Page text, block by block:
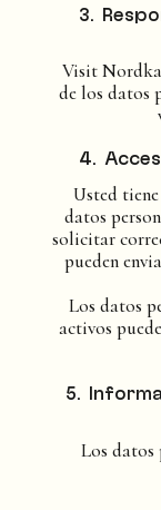
3.
Visit
de los datos
4.
Usted
datos
solicitar
pueden
Los datos
activos
5.
Los datos